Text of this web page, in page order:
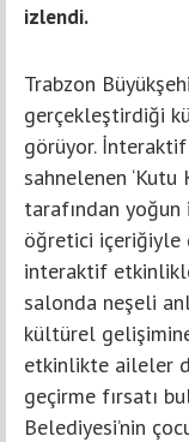
izlendi.
Trabzon
gerçekleştirdiği
görüyor.
sahnelenen
tarafından
öğretici içeriğiyle
interaktif
salonda neşeli
kültürel
etkinlikte aileler
geçirme fırsatı
Belediyesi’nin